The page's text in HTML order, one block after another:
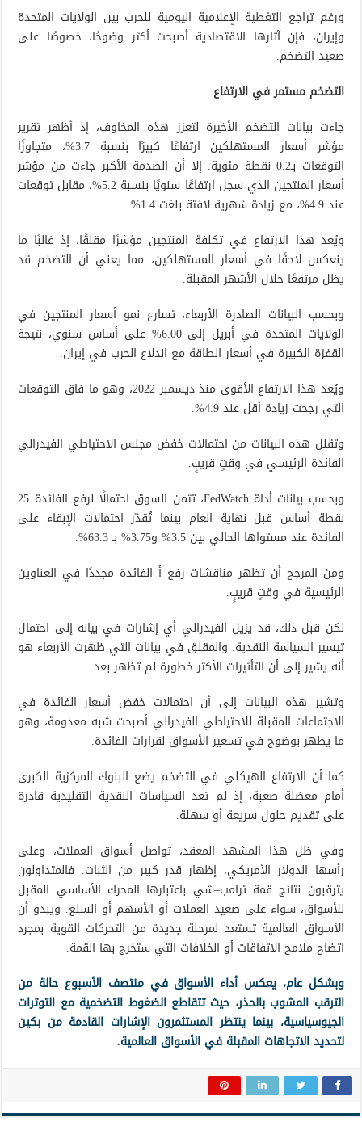
ورغم تراجع التغطية الإعلامية اليومية للحرب بين الولايات المتحدة
وإيران، فإن آثارها الاقتصادية أصبحت أكثر وضوحًا، خصوصًا على
صعيد التضخم.
التضخم مستمر في الارتفاع
جاءت بيانات التضخم الأخيرة لتعزز هذه المخاوف، إذ أظهر تقرير
مؤشر أسعار المستهلكين ارتفاعًا كبيرًا بنسبة 3.7%، متجاوزًا
التوقعات بـ0.2 نقطة مئوية. إلا أن الصدمة الأكبر جاءت من مؤشر
أسعار المنتجين الذي سجل ارتفاعًا سنويًا بنسبة 5.2%، مقابل توقعات
عند 4.9%، مع زيادة شهرية لافتة بلغت 1.4%.
ويُعد هذا الارتفاع في تكلفة المنتجين مؤشرًا مقلقًا، إذ غالبًا ما
ينعكس لاحقًا في أسعار المستهلكين، مما يعني أن التضخم قد
يظل مرتفعًا خلال الأشهر المقبلة.
وبحسب البيانات الصادرة الأربعاء، تسارع نمو أسعار المنتجين في
الولايات المتحدة في أبريل إلى 6.00% على أساس سنوي، نتيجة
القفزة الكبيرة في أسعار الطاقة مع اندلاع الحرب في إيران.
ويُعد هذا الارتفاع الأقوى منذ ديسمبر 2022، وهو ما فاق التوقعات
التي رجحت زيادة أقل عند 4.9%.
وتقلل هذه البيانات من احتمالات خفض مجلس الاحتياطي الفيدرالي
الفائدة الرئيسي في وقتٍ قريبٍ.
وبحسب بيانات أداة FedWatch، تثمن السوق احتمالًا لرفع الفائدة 25
نقطة أساس قبل نهاية العام بينما تُقدّر احتمالات الإبقاء على
الفائدة عند مستواها الحالي بين 3.5% و3.75% بـ 63.3%.
ومن المرجح أن تظهر مناقشات رفع أ الفائدة مجددًا في العناوين
الرئيسية في وقتٍ قريبٍ.
لكن قبل ذلك، قد يزيل الفيدرالي أي إشارات في بيانه إلى احتمال
تيسير السياسة النقدية. والمقلق في بيانات التي ظهرت الأربعاء هو
أنه يشير إلى أن التأثيرات الأكثر خطورة لم تظهر بعد.
وتشير هذه البيانات إلى أن احتمالات خفض أسعار الفائدة في
الاجتماعات المقبلة للاحتياطي الفيدرالي أصبحت شبه معدومة، وهو
ما يظهر بوضوح في تسعير الأسواق لقرارات الفائدة.
كما أن الارتفاع الهيكلي في التضخم يضع البنوك المركزية الكبرى
أمام معضلة صعبة، إذ لم تعد السياسات النقدية التقليدية قادرة
على تقديم حلول سريعة أو سهلة.
وفي ظل هذا المشهد المعقد، تواصل أسواق العملات، وعلى
رأسها الدولار الأمريكي، إظهار قدر كبير من الثبات. فالمتداولون
يترقبون نتائج قمة ترامب–شي باعتبارها المحرك الأساسي المقبل
للأسواق، سواء على صعيد العملات أو الأسهم أو السلع. ويبدو أن
الأسواق العالمية تستعد لمرحلة جديدة من التحركات القوية بمجرد
اتضاح ملامح الاتفاقات أو الخلافات التي ستخرج بها القمة.
وبشكل عام، يعكس أداء الأسواق في منتصف الأسبوع حالة من
الترقب المشوب بالحذر، حيث تتقاطع الضغوط التضخمية مع التوترات
الجيوسياسية، بينما ينتظر المستثمرون الإشارات القادمة من بكين
لتحديد الاتجاهات المقبلة في الأسواق العالمية.